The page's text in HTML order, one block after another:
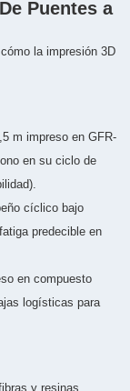
Puentes a
la impresión 3D
m impreso en GFR-
en su ciclo de
cíclico bajo
predecible en
en compuesto
logísticas para
y resinas